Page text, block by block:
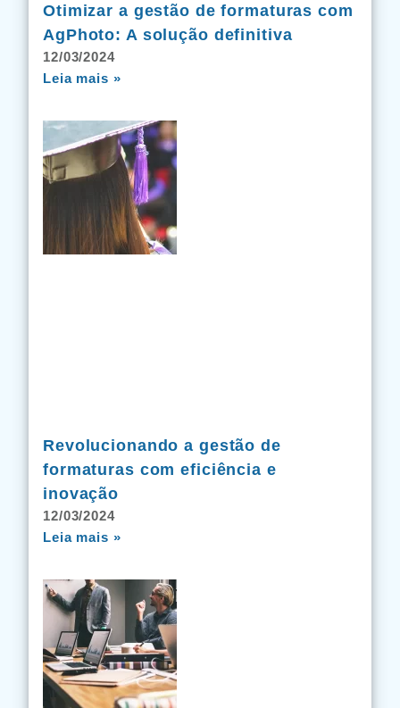
Otimizar a gestão de formaturas com
AgPhoto: A solução definitiva
12/03/2024
Leia mais »
Revolucionando a gestão de
formaturas com eficiência e
inovação
12/03/2024
Leia mais »